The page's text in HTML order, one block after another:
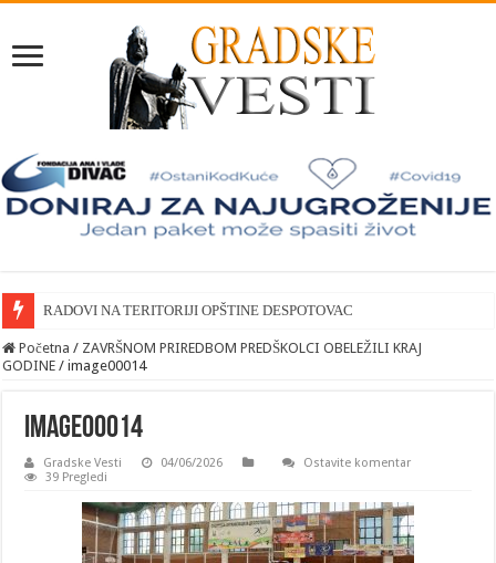
RADOVI NA TERITORIJI OPŠTINE DESPOTOVAC
Početna / ZAVRŠNOM PRIREDBOM PREDŠKOLCI OBELEŽILI KRAJ
GODINE / image00014
image00014
Gradske Vesti 04/06/2026
Ostavite komentar
39 Pregledi